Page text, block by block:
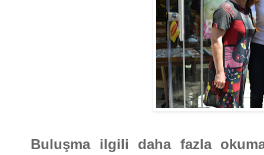
Buluşma ilgili daha fazla